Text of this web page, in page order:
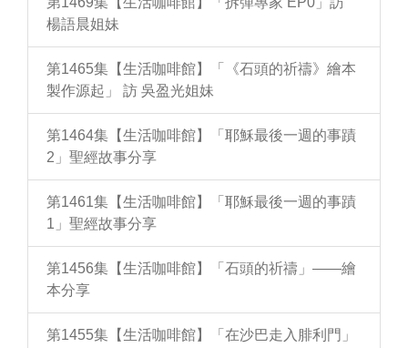
楊語晨姐妹
第1465集【生活咖啡館】「《石頭的祈禱》繪本
製作源起」 訪 吳盈光姐妹
第1464集【生活咖啡館】「耶穌最後一週的事蹟
2」聖經故事分享
第1461集【生活咖啡館】「耶穌最後一週的事蹟
1」聖經故事分享
第1456集【生活咖啡館】「石頭的祈禱」——繪
本分享
第1455集【生活咖啡館】「在沙巴走入腓利門」